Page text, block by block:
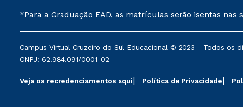
*Para a Graduação EAD, as matrículas serão isentas
mantidos conforme negociação. Descontos
serviços.
Campus Virtual Cruzeiro do Sul Educacional © 2023 - Todos os
CNPJ: 62.984.091/0001-02
Veja os recredenciamentos aqui Política de Privacidade